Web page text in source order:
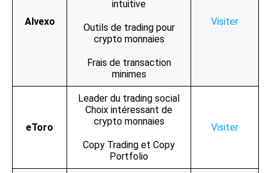
Alvexo
intuitive
Outils de trading pour
crypto monnaies
Frais de transaction
minimes
Visiter
eToro
Leader du trading social
Choix intéressant de
crypto monnaies
Copy Trading et Copy
Portfolio
Visiter